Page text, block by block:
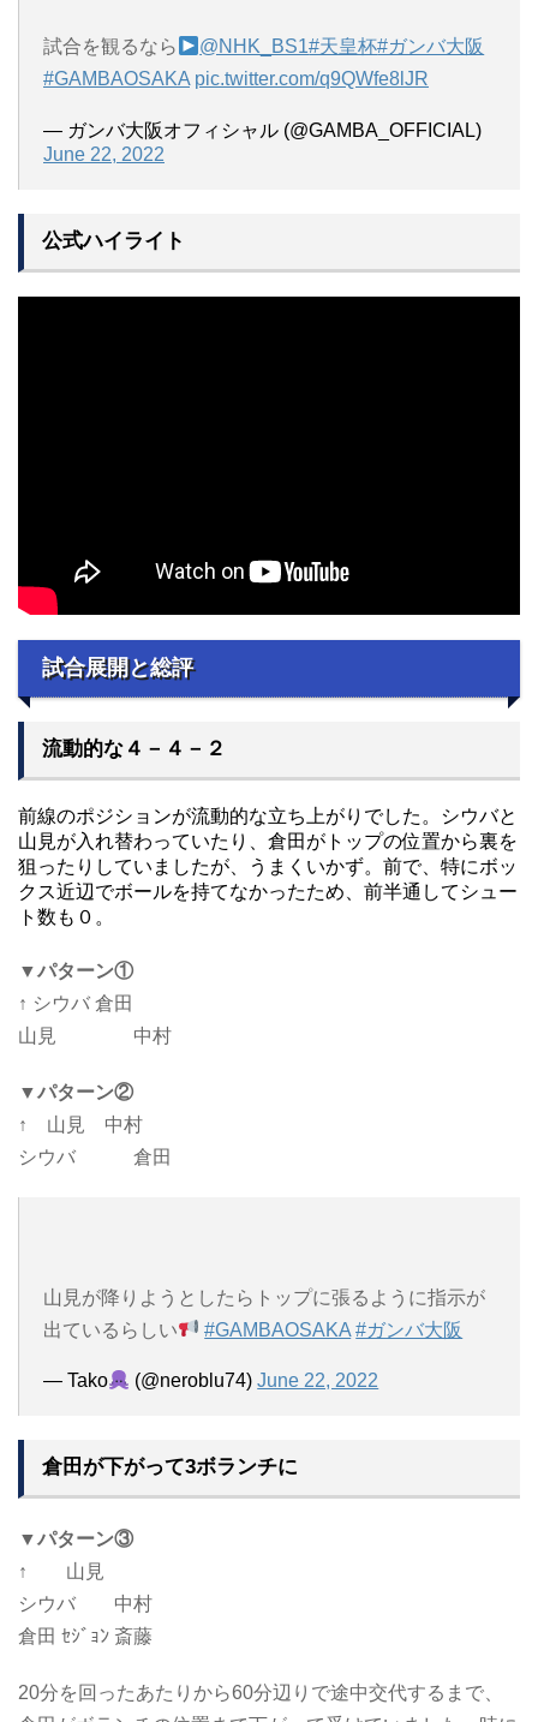
試合を観るなら @NHK_BS1#天皇杯#ガンバ大阪
#GAMBAOSAKA pic.twitter.com/q9QWfe8lJR
— ガンバ大阪オフィシャル (@GAMBA_OFFICIAL)
June 22, 2022
公式ハイライト
試合展開と総評
流動的な４－４－２
前線のポジションが流動的な立ち上がりでした。シウバと
山見が入れ替わっていたり、倉田がトップの位置から裏を
狙ったりしていましたが、うまくいかず。前で、特にボッ
クス近辺でボールを持てなかったため、前半通してシュー
ト数も０。
▼パターン①
↑ シウバ 倉田
山見 中村
▼パターン②
↑ 山見 中村
シウバ 倉田
山見が降りようとしたらトップに張るように指示が
出ているらしい
#GAMBAOSAKA #ガンバ大阪
— Tako (@neroblu74)June 22, 2022
倉田が下がって3ボランチに
▼パターン③
↑ 山見
シウバ 中村
倉田 ｾｼﾞｮﾝ 斎藤
20分を回ったあたりから60分辺りで途中交代するまで、